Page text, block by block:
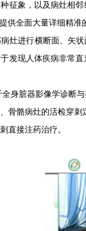
征象，以及病灶相
供全面大量详细精准
行横断面、矢状
发现人体疾病非常
脏器影像学诊断与
骼病灶的活检穿刺
接注药治疗。